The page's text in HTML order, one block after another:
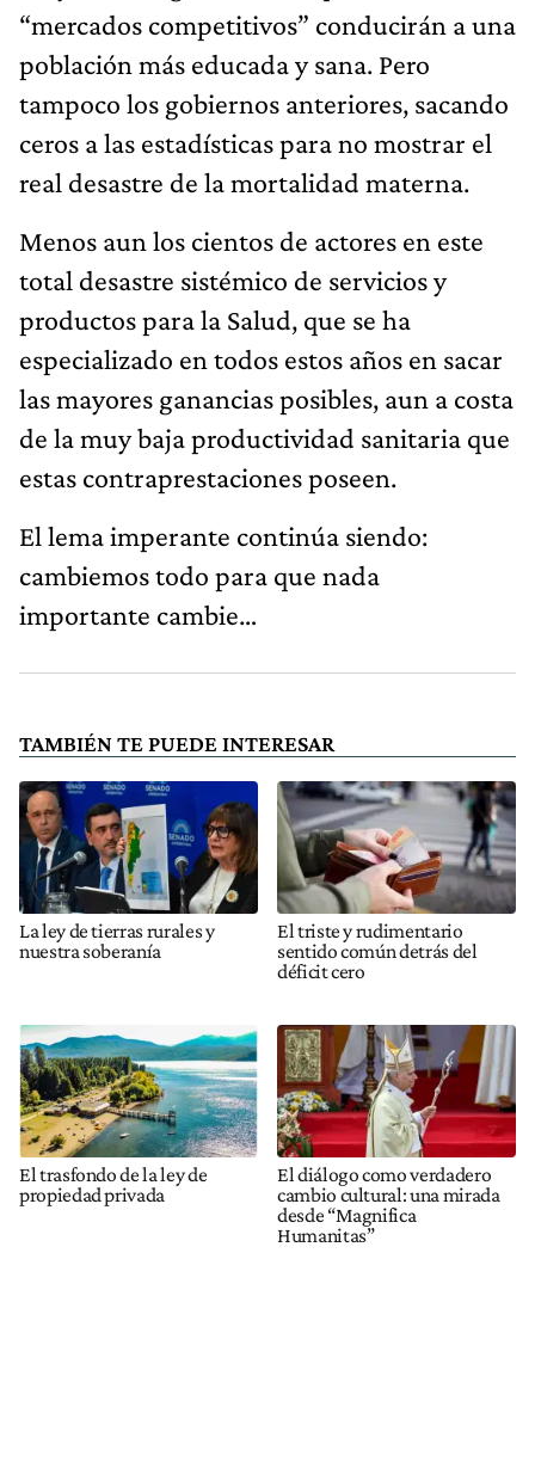
“mercados competitivos” conducirán a una
población más educada y sana. Pero
tampoco los gobiernos anteriores, sacando
ceros a las estadísticas para no mostrar el
real desastre de la mortalidad materna.
Menos aun los cientos de actores en este
total desastre sistémico de servicios y
productos para la Salud, que se ha
especializado en todos estos años en sacar
las mayores ganancias posibles, aun a costa
de la muy baja productividad sanitaria que
estas contraprestaciones poseen.
El lema imperante continúa siendo:
cambiemos todo para que nada
importante cambie…
TAMBIÉN TE PUEDE INTERESAR
La ley de tierras rurales y
nuestra soberanía
El triste y rudimentario
sentido común detrás del
déficit cero
El trasfondo de la ley de
propiedad privada
El diálogo como verdadero
cambio cultural: una mirada
desde “Magnifica
Humanitas”